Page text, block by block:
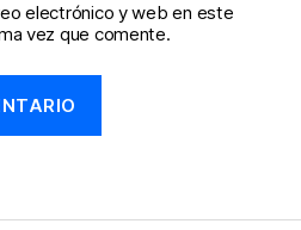
electrónico y web en este
vez que comente.